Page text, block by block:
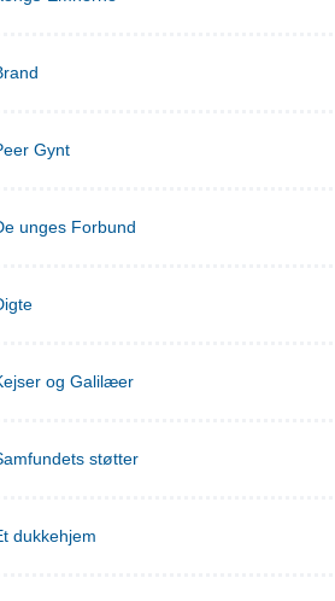
Gynt
unges Forbund
og Galilæer
støtter
dukkehjem